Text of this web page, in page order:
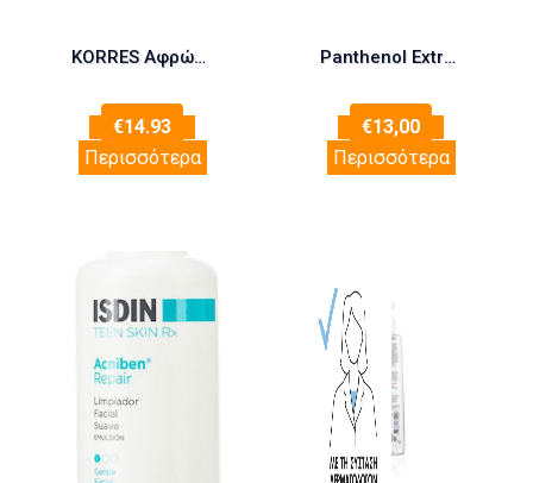
KORRES Αφρώδης Κρέμα Καθαρισμού Γιαούρτι 400ml
€14.93
Περισσότερα
Panthenol Extra Micellar True Cleanser 3 in 1 500ml (Ντεμακιγιάζ για Πρόσωπο-Μάτια-Χείλη)
€13,00
Περισσότερα